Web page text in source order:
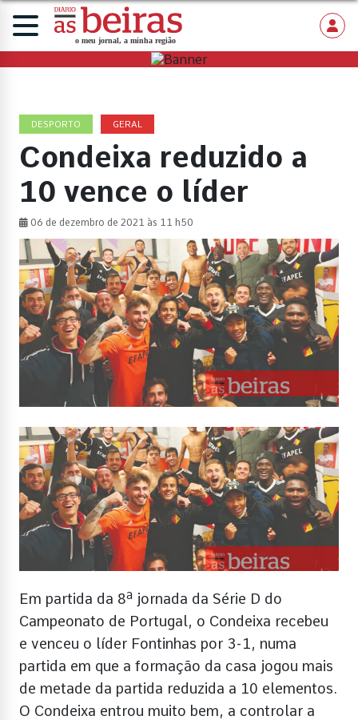
DESPORTO GERAL
Condeixa reduzido a
10 vence o líder
06 de dezembro de 2021 às 11 h50
Em partida da 8ª jornada da Série D do
Campeonato de Portugal, o Condeixa recebeu
e venceu o líder Fontinhas por 3-1, numa
partida em que a formação da casa jogou mais
de metade da partida reduzida a 10 elementos.
O Condeixa entrou muito bem, a controlar a